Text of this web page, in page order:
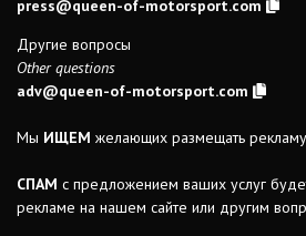
press@queen-of-motorsport.com
Другие вопросы
Other questions
adv@queen-of-motorsport.com
Мы ИЩЕМ желающих размещать
СПАМ с предложением ваших услуг
рекламе на нашем сайте или другим